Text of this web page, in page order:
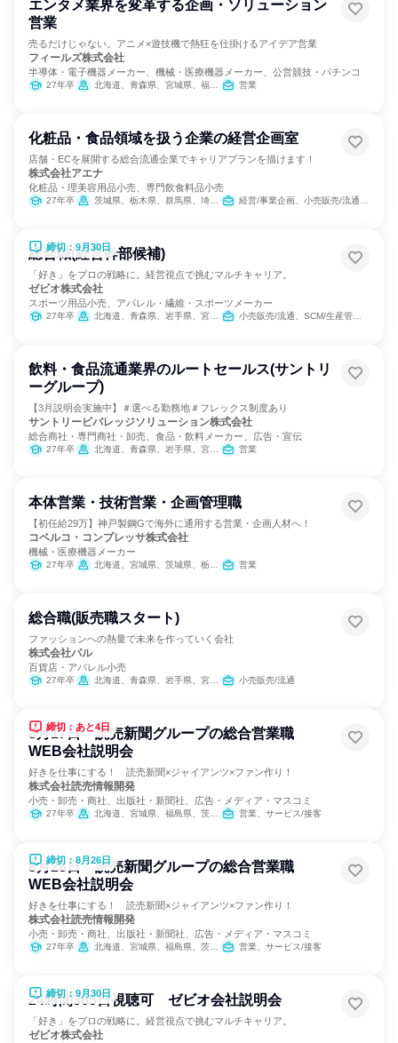
エンタメ業界を変革する企画・ソリューション
営業
売るだけじゃない。アニメ×遊技機で熱狂を仕掛けるアイデア営業
フィールズ株式会社
半導体・電子機器メーカー、機械・医療機器メーカー、公営競技・パチンコ
27年卒 北海道、青森県、宮城県、福島県、茨城県、群馬県、埼玉県、千葉県、東京都、神奈川県、新潟県、石川県、静岡県、愛知県、三重県、京都府、大阪府、兵庫県、広島県、山口県、愛媛県、福岡県、佐賀県、熊本県、鹿児島県 営業
化粧品・食品領域を扱う企業の経営企画室
店舗・ECを展開する総合流通企業でキャリアプランを描けます！
株式会社アエナ
化粧品・理美容用品小売、専門飲食料品小売
27年卒 茨城県、栃木県、群馬県、埼玉県、千葉県、東京都、神奈川県、愛知県、滋賀県、京都府、大阪府、兵庫県、奈良県、和歌山県 経営/事業企画、小売販売/流通、SCM/生産管理/購買/物流、人事、総務、商品企画、マーケティング・広告・宣伝
締切：9月30日
総合職(経営幹部候補)
「好き」をプロの戦略に。経営視点で挑むマルチキャリア。
ゼビオ株式会社
スポーツ用品小売、アパレル・繊維・スポーツメーカー
27年卒 北海道、青森県、岩手県、宮城県、秋田県、山形県、福島県、茨城県、栃木県、群馬県、埼玉県、千葉県、東京都、神奈川県、新潟県、富山県、石川県、福井県、山梨県、長野県、岐阜県、静岡県、愛知県、三重県、滋賀県、京都府、大阪府、兵庫県、奈良県、和歌山県、鳥取県、島根県、岡山県、広島県、山口県、徳島県、香川県、愛媛県、高知県、福岡県、佐賀県、長崎県、熊本県、大分県、宮崎県、鹿児島県 小売販売/流通、SCM/生産管理/購買/物流、経営/事業企画、商品企画、マーケティング・広告・宣伝
飲料・食品流通業界のルートセールス(サントリ
ーグループ)
【3月説明会実施中】＃選べる勤務地＃フレックス制度あり
サントリービバレッジソリューション株式会社
総合商社・専門商社・卸売、食品・飲料メーカー、広告・宣伝
27年卒 北海道、青森県、岩手県、宮城県、秋田県、山形県、福島県、茨城県、栃木県、群馬県、埼玉県、千葉県、東京都、神奈川県、新潟県、富山県、石川県、福井県、山梨県、長野県、岐阜県、静岡県、愛知県、三重県、滋賀県、京都府、大阪府、兵庫県、奈良県、和歌山県、岡山県、広島県、山口県、徳島県、香川県、愛媛県、高知県、福岡県、佐賀県、長崎県、熊本県、大分県、宮崎県 営業
本体営業・技術営業・企画管理職
【初任給29万】神戸製鋼Gで海外に通用する営業・企画人材へ！
コベルコ・コンプレッサ株式会社
機械・医療機器メーカー
27年卒 北海道、宮城県、茨城県、栃木県、埼玉県、東京都、新潟県、富山県、山梨県、静岡県、愛知県、大阪府、兵庫県、岡山県、広島県、香川県、福岡県 営業
総合職(販売職スタート)
ファッションへの熱量で未来を作っていく会社
株式会社パル
百貨店・アパレル小売
27年卒 北海道、青森県、岩手県、宮城県、秋田県、山形県、福島県、茨城県、栃木県、群馬県、埼玉県、千葉県、東京都、神奈川県、新潟県、富山県、石川県、福井県、山梨県、長野県、岐阜県、静岡県、愛知県、三重県、滋賀県、京都府、大阪府、兵庫県、奈良県、和歌山県、鳥取県、島根県、岡山県、広島県、山口県、徳島県、香川県、愛媛県、高知県、福岡県、佐賀県、長崎県、熊本県、大分県、宮崎県、鹿児島県、沖縄県 小売販売/流通
締切：あと4日
8月17日 読売新聞グループの総合営業職
WEB会社説明会
好きを仕事にする！ 読売新聞×ジャイアンツ×ファン作り！
株式会社読売情報開発
小売・卸売・商社、出版社・新聞社、広告・メディア・マスコミ
27年卒 北海道、宮城県、福島県、茨城県、栃木県、群馬県、埼玉県、千葉県、東京都、神奈川県、新潟県、愛知県、大阪府、広島県、福岡県、鹿児島県 営業、サービス/接客
締切：8月26日
8月28日 読売新聞グループの総合営業職
WEB会社説明会
好きを仕事にする！ 読売新聞×ジャイアンツ×ファン作り！
株式会社読売情報開発
小売・卸売・商社、出版社・新聞社、広告・メディア・マスコミ
27年卒 北海道、宮城県、福島県、茨城県、栃木県、群馬県、埼玉県、千葉県、東京都、神奈川県、新潟県、愛知県、大阪府、広島県、福岡県、鹿児島県 営業、サービス/接客
締切：9月30日
24時間365日視聴可 ゼビオ会社説明会
「好き」をプロの戦略に。経営視点で挑むマルチキャリア。
ゼビオ株式会社